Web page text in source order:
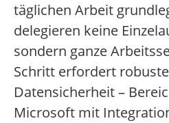
täglichen Arbeit
delegieren keine
sondern ganze
Schritt erfordert
Datensicherheit –
Microsoft mit